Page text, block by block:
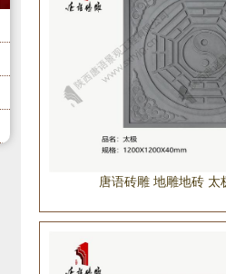
唐语砖雕 地雕地砖 太